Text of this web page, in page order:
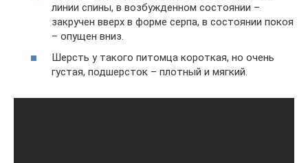
линии спины, в возбужденном состоянии –
закручен вверх в форме серпа, в состоянии покоя
– опущен вниз.
Шерсть у такого питомца короткая, но очень
густая, подшерсток – плотный и мягкий.